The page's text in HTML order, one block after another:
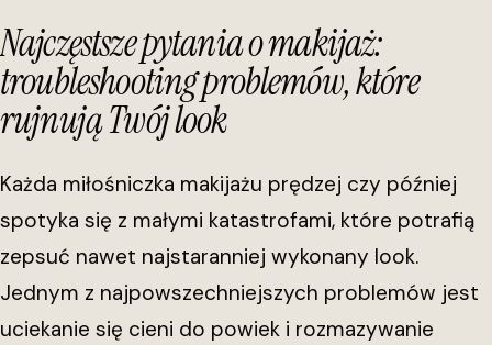
Najczęstsze pytania o makijaż:
troubleshooting problemów, które
rujnują Twój look
Każda miłośniczka makijażu prędzej czy później
spotyka się z małymi katastrofami, które potrafią
zepsuć nawet najstaranniej wykonany look.
Jednym z najpowszechniejszych problemów jest
uciekanie się cieni do powiek i rozmazywanie